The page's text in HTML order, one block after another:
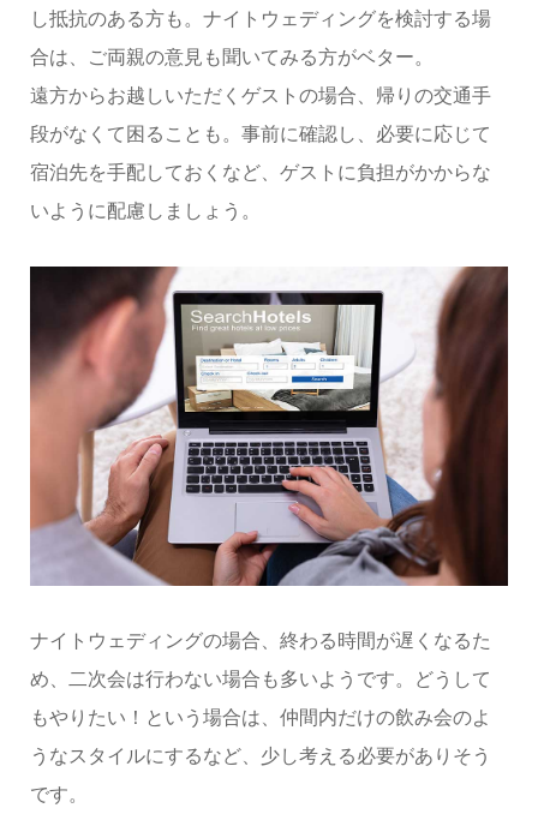
し抵抗のある方も。ナイトウェディングを検討する場
合は、ご両親の意見も聞いてみる方がベター。
遠方からお越しいただくゲストの場合、帰りの交通手
段がなくて困ることも。事前に確認し、必要に応じて
宿泊先を手配しておくなど、ゲストに負担がかからな
いように配慮しましょう。
ナイトウェディングの場合、終わる時間が遅くなるた
め、二次会は行わない場合も多いようです。どうして
もやりたい！という場合は、仲間内だけの飲み会のよ
うなスタイルにするなど、少し考える必要がありそう
です。